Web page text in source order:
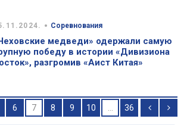
• Соревнования
медведи» одержали самую
победу в истории «Дивизиона
разгромив «Аист Китая»
6 7 8 9 10 ... 36